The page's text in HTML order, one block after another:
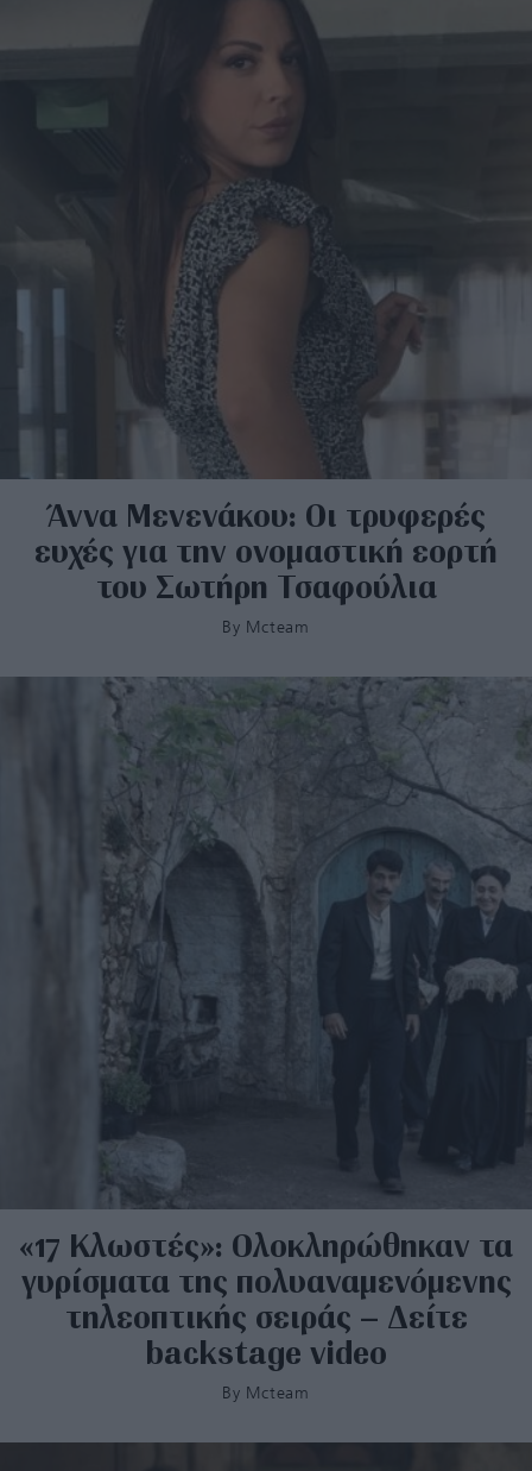
Άννα Μενενάκου: Οι τρυφερές
ευχές για την ονομαστική εορτή
του Σωτήρη Τσαφούλια
By Mcteam
«17 Κλωστές»: Ολοκληρώθηκαν τα
γυρίσματα της πολυαναμενόμενης
τηλεοπτικής σειράς – Δείτε
backstage video
By Mcteam